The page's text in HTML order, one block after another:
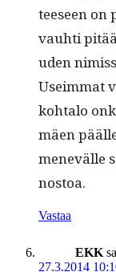
teeseen on
vauhti
u­den
Useim­mat
kohta­lo
mäen
menevälle
nostoa.
Vastaa
EKK
27.3.2014